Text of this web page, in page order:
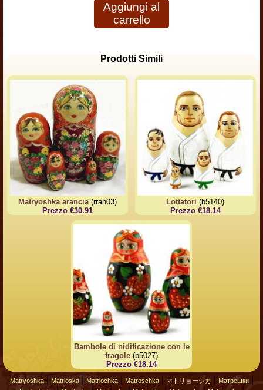
Aggiungi al
carrello
Prodotti Simili
Matryoshka arancia(rrah03)
Prezzo €30.91
Lottatori (b5140)
Prezzo €18.14
Bambole di nidificazione con le
fragole (b5027)
Prezzo €18.14
Matryoshka| Matrioska| Matriochka| Matroschka| マトリョーシカ Матрешки|